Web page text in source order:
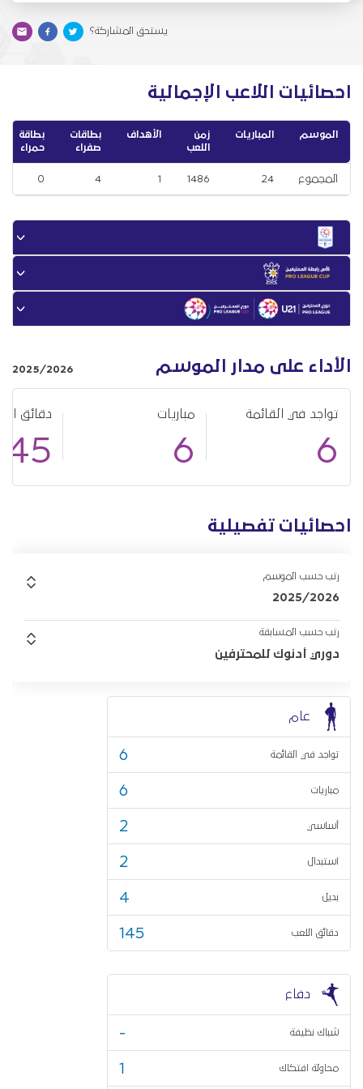
يستحق المشاركة؟
احصائيات اللاعب الإجمالية
الموسم المباريات
زمن
اللعب
الأهداف
بطاقات
صفراء
بطاقة
حمراء
المجموع 24
1486
1
4
0
الأداء على مدار الموسم 2025/2026
تواجد في القائمة
6
مباريات
6
دقائق
احصائيات تفصيلية
رتب حسب الموسم
2025/2026
رتب حسب المسابقة
دوري أدنوك للمحترفين
عام
تواجد في القائمة 6
مباريات 6
أساسي 2
استبدال 2
بديل 4
دقائق اللعب 145
دفاع
شباك نظيفة -
محاولة افتكاك 1